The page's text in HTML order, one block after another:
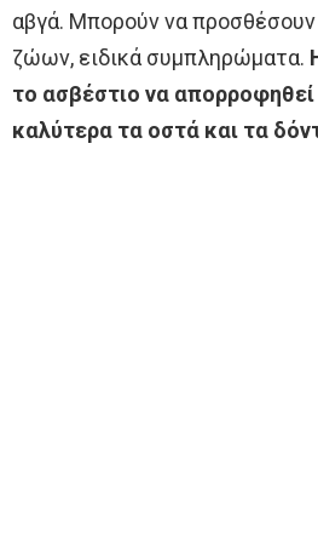
αβγά. Μπορούν να
ζώων, ειδικά συμπληρώματα.
το ασβέστιο να απορροφηθεί
καλύτερα τα οστά και τα